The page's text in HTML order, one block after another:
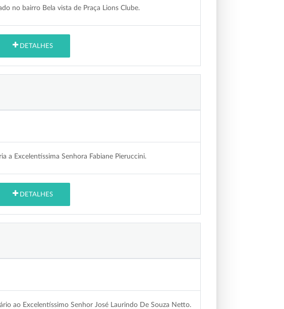
no bairro Bela vista de Praça Lions Clube.
DETALHES
a Excelentíssima Senhora Fabiane Pieruccini.
DETALHES
ao Excelentíssimo Senhor José Laurindo De Souza Netto.